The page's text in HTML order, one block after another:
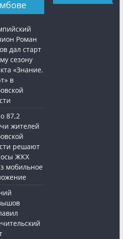
Роман
дал старт
сезону
«Знание.
в
87,2
жителей
решают
ЖКХ
мобильное